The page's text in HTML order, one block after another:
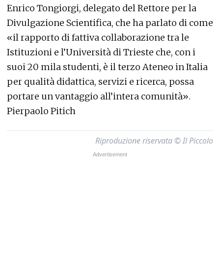
Enrico Tongiorgi, delegato del Rettore per la
Divulgazione Scientifica, che ha parlato di come
«il rapporto di fattiva collaborazione tra le
Istituzioni e l’Università di Trieste che, con i
suoi 20 mila studenti, è il terzo Ateneo in Italia
per qualità didattica, servizi e ricerca, possa
portare un vantaggio all’intera comunità».
Pierpaolo Pitich
Riproduzione riservata © Il Piccolo